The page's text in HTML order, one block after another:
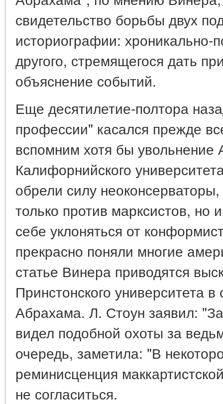
свидетельство борьбы двух
историографии: хроникально-
другого, стремящегося дать
объяснение событий.
Еще десятилетие-полтора
профессии" касался прежде
вспомним хотя бы увольнение
Калифорнийского
обрели силу
только против марксистов, но
себе уклоняться от
прекрасно поняли многие
статье Винера приводятся
Принстонского университета
Абрахама. Л. Стоун заявил:
видел подобной охоты за
очередь, заметила: "В
реминисценция
не согласиться.